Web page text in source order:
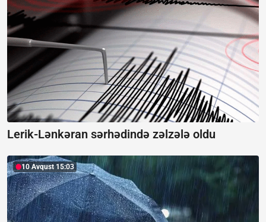
Lerik-Lənkəran sərhədində zəlzələ oldu
10 Avqust 15:03